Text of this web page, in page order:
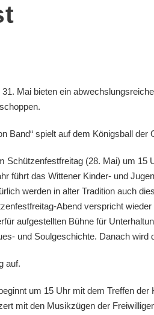
Mai bieten ein
Band“ spielt auf dem Königsball der
Schützenfestfreitag (28. Mai) um
führt das Wittener Kinder- und
werden in alter Tradition auch
Abend verspricht
aufgestellten Bühne für
und Soulgeschichte. Danach wird
auf.
um 15 Uhr mit dem Treffen
mit den Musikzügen der